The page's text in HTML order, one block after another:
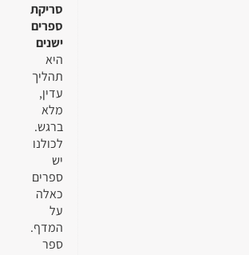
סריקת
ספרים
ישנים
היא
תהליך
עדין,
מלא
ברגש.
לכולנו
יש
ספרים
כאלה
על
המדף.
ספר